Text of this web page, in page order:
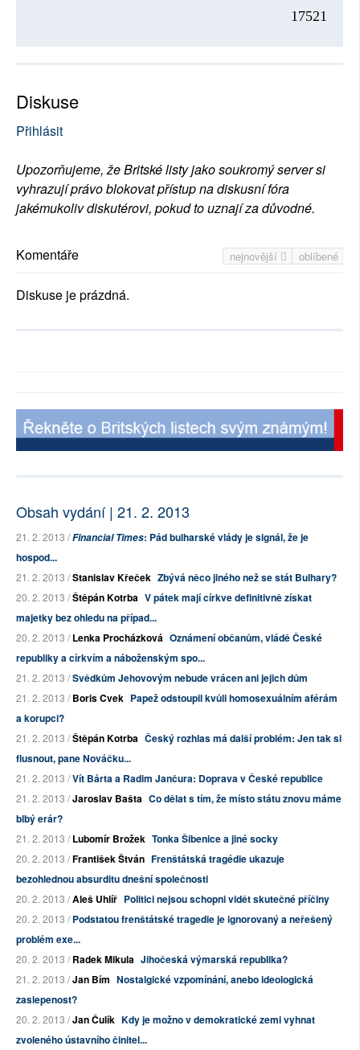
17521
Diskuse
Přihlásit
Upozorňujeme, že Britské listy jako soukromý server si
vyhrazují právo blokovat přístup na diskusní fóra
jakémukoliv diskutérovi, pokud to uznají za důvodné.
nejnovější oblíbené
Komentáře
Diskuse je prázdná.
Obsah vydání | 21. 2. 2013
21. 2. 2013 /Financial Times: Pád bulharské vlády je signál, že je
hospod...
21. 2. 2013 /Stanislav Křeček Zbývá něco jiného než se stát Bulhary?
20. 2. 2013 /Štěpán Kotrba V pátek mají církve definitivně získat
majetky bez ohledu na případ...
20. 2. 2013 /Lenka Procházková Oznámení občanům, vládě České
republiky a církvím a náboženským spo...
21. 2. 2013 /Svědkům Jehovovým nebude vrácen ani jejich dům
21. 2. 2013 /Boris Cvek Papež odstoupil kvůli homosexuálním aférám
a korupci?
21. 2. 2013 /Štěpán Kotrba Český rozhlas má další problém: Jen tak si
flusnout, pane Nováčku...
21. 2. 2013 /Vít Bárta a Radim Jančura: Doprava v České republice
21. 2. 2013 /Jaroslav Bašta Co dělat s tím, že místo státu znovu máme
blbý erár?
21. 2. 2013 /Lubomír Brožek Tonka Šibenice a jiné socky
20. 2. 2013 /František Štván Frenštátská tragédie ukazuje
bezohlednou absurditu dnešní společnosti
20. 2. 2013 /Aleš Uhlíř Politici nejsou schopni vidět skutečné příčiny
20. 2. 2013 /Podstatou frenštátské tragedie je ignorovaný a neřešený
problém exe...
20. 2. 2013 /Radek Mikula Jihočeská výmarská republika?
21. 2. 2013 /Jan Bím Nostalgické vzpomínání, anebo ideologická
zaslepenost?
20. 2. 2013 /Jan Čulík Kdy je možno v demokratické zemi vyhnat
zvoleného ústavního činitel...